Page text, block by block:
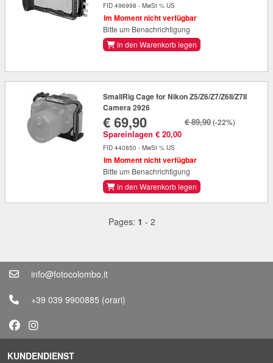
FID 496998 - MwSt % US
Im Moment nicht verfügbar
Bitte um Benachrichtigung
in den Warenkorb legen
SmallRig Cage for Nikon Z5/Z6/Z7/Z6II/Z7II
Camera 2926
€ 69,90
Spareinlagen € 20,00
€ 89,90(-22%)
FID 440850 - MwSt % US
Im Moment nicht verfügbar
Bitte um Benachrichtigung
in den Warenkorb legen
Pages: 1 - 2
info@fotocolombo.it
+39 039 9900885 (orari)
KUNDENDIENST